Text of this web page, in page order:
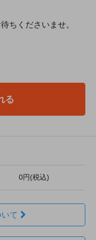
ちくださいませ。
る
0円(税込)
て